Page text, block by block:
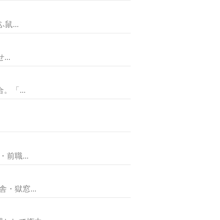
...
「...
前職...
・獄窓...